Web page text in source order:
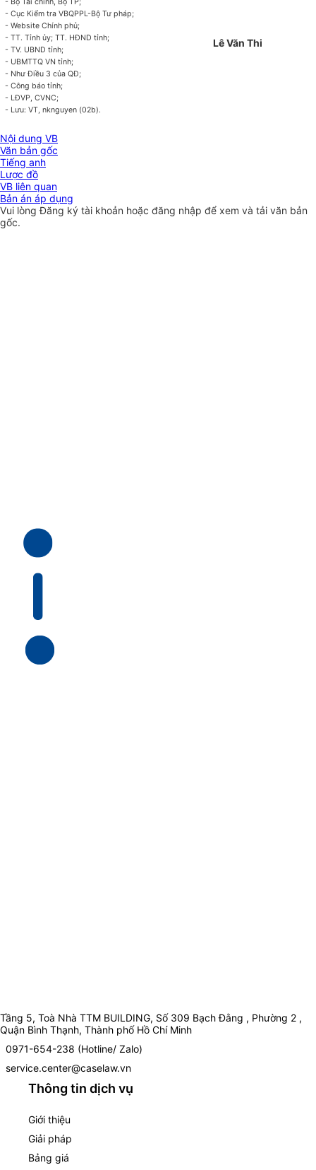
- Cục Kiểm tra VBQPPL-Bộ Tư pháp;
- Website Chính phủ;
- TT. Tỉnhủy; TT. HĐND tỉnh;
- TV. UBND tỉnh;
- UBMTTQ VN tỉnh;
- Như Điều 3 của QĐ;
- Công báo tỉnh;
- LĐVP, CVNC;
- Lưu: VT, nknguyen (02b).
Lê Văn Thi
Nội dung VB
Văn bản gốc
Tiếng anh
Lược đồ
VB liên quan
Bản án áp dụng
Vui lòngĐăng ký tài khoản hoặc đăng nhập để xem và tải văn bản
gốc.
Tầng 5, Toà Nhà TTM BUILDING, Số 309 Bạch Đằng , Phường 2 ,
Quận Bình Thạnh, Thành phố Hồ Chí Minh
0971-654-238 (Hotline/ Zalo)
service.center@caselaw.vn
Thông tin dịch vụ
Giới thiệu
Giải pháp
Bảng giá